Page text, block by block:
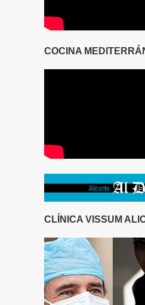
COCINA
CLÍNICA VISSUM